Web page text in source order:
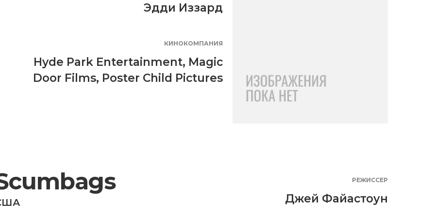
Эдди Иззард
КИНОКОМПАНИЯ
Hyde Park Entertainment, Magic
Door Films, Poster Child Pictures
РЕЖИССЕР
Джей Файастоун